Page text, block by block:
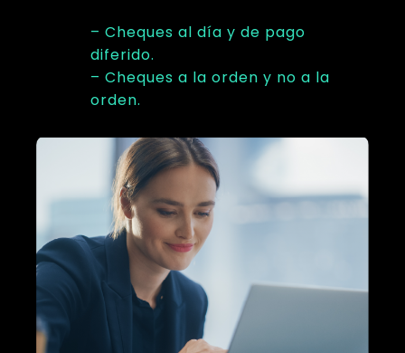
– Cheques al día y de pago
diferido.
– Cheques a la orden y no a la
orden.